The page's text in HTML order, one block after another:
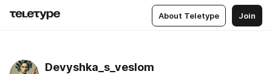
About Teletype Join
Devyshka_s_veslom